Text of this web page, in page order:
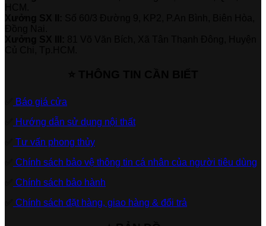
Báo giá cửa
Hướng dẫn sử dụng nội thất
Tư vấn phong thủy
Chính sách bảo vệ thông tin cá nhân của người tiêu dùng
Chính sách bảo hành
Chính sách đặt hàng, giao hàng & đổi trả